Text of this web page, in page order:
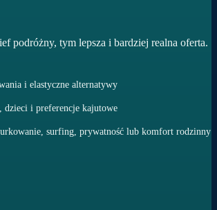
podróżny, tym lepsza i bardziej realna oferta.
i elastyczne alternatywy
dzieci i preferencje kajutowe
surfing, prywatność lub komfort rodzinny